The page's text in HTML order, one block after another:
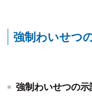
強制わいせつ
強制わいせつの示